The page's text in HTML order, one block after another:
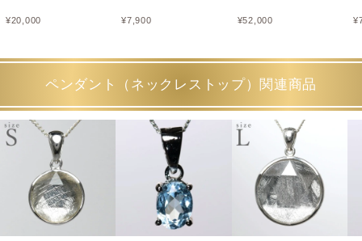
¥20,000 ¥7,900 ¥52,000 ¥
ペンダント（ネックレストップ）関連商品